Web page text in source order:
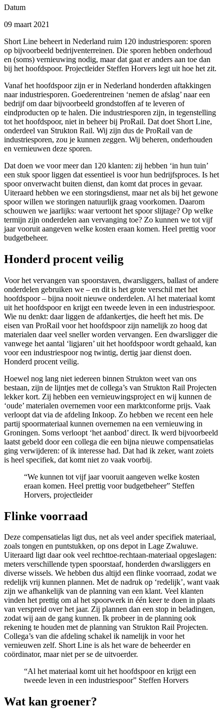
Datum
09 maart 2021
Short Line beheert in Nederland ruim 120 industriesporen: sporen
op bijvoorbeeld bedrijventerreinen. Die sporen hebben onderhoud
en (soms) vernieuwing nodig, maar dat gaat er anders aan toe dan
bij het hoofdspoor. Projectleider Steffen Horvers legt uit hoe het zit.
Vanaf het hoofdspoor zijn er in Nederland honderden aftakkingen
naar industriesporen. Goederentreinen ‘nemen de afslag’ naar een
bedrijf om daar bijvoorbeeld grondstoffen af te leveren of
eindproducten op te halen. Die industriesporen zijn, in tegenstelling
tot het hoofdspoor, niet in beheer bij ProRail. Dat doet Short Line,
onderdeel van Strukton Rail. Wij zijn dus de ProRail van de
industriesporen, zou je kunnen zeggen. Wij beheren, onderhouden
en vernieuwen deze sporen.
Dat doen we voor meer dan 120 klanten: zij hebben ‘in hun tuin’
een stuk spoor liggen dat essentieel is voor hun bedrijfsproces. Is het
spoor onverwacht buiten dienst, dan komt dat proces in gevaar.
Uiteraard hebben we een storingsdienst, maar net als bij het gewone
spoor willen we storingen natuurlijk graag voorkomen. Daarom
schouwen we jaarlijks: waar vertoont het spoor slijtage? Op welke
termijn zijn onderdelen aan vervanging toe? Zo kunnen we tot vijf
jaar vooruit aangeven welke kosten eraan komen. Heel prettig voor
budgetbeheer.
Honderd procent veilig
Voor het vervangen van spoorstaven, dwarsliggers, ballast of andere
onderdelen gebruiken we – en dit is het grote verschil met het
hoofdspoor – bijna nooit nieuwe onderdelen. Al het materiaal komt
uit het hoofdspoor en krijgt een tweede leven in een industriespoor.
Wie nu denkt: daar liggen de afdankertjes, die heeft het mis. De
eisen van ProRail voor het hoofdspoor zijn namelijk zo hoog dat
materialen daar veel sneller worden vervangen. Een dwarsligger die
vanwege het aantal ‘ligjaren’ uit het hoofdspoor wordt gehaald, kan
voor een industriespoor nog twintig, dertig jaar dienst doen.
Honderd procent veilig.
Hoewel nog lang niet iedereen binnen Strukton weet van ons
bestaan, zijn de lijntjes met de collega’s van Strukton Rail Projecten
lekker kort. Zij hebben een vernieuwingsproject en wij kunnen de
‘oude’ materialen overnemen voor een marktconforme prijs. Vaak
verloopt dat via de afdeling Inkoop. Zo hebben we recent een hele
partij spoormateriaal kunnen overnemen na een vernieuwing in
Groningen. Soms verloopt ‘het aanbod’ direct. Ik werd bijvoorbeeld
laatst gebeld door een collega die een bijna nieuwe compensatielas
ging verwijderen: of ik interesse had. Dat had ik zeker, want zoiets
is heel specifiek, dat komt niet zo vaak voorbij.
“We kunnen tot vijf jaar vooruit aangeven welke kosten
eraan komen. Heel prettig voor budgetbeheer” Steffen
Horvers, projectleider
Flinke voorraad
Deze compensatielas ligt dus, net als veel ander specifiek materiaal,
zoals tongen en puntstukken, op ons depot in Lage Zwaluwe.
Uiteraard ligt daar ook veel rechttoe-rechtaan-materiaal opgeslagen:
meters verschillende typen spoorstaaf, honderden dwarsliggers en
diverse wissels. We hebben dus altijd een flinke voorraad, zodat we
redelijk vrij kunnen plannen. Met de nadruk op ‘redelijk’, want vaak
zijn we afhankelijk van de planning van een klant. Veel klanten
vinden het prettig om al het spoorwerk in één keer te doen in plaats
van verspreid over het jaar. Zij plannen dan een stop in beladingen,
zodat wij aan de gang kunnen. Ik probeer in de planning ook
rekening te houden met de planning van Strukton Rail Projecten.
Collega’s van die afdeling schakel ik namelijk in voor het
vernieuwen zelf. Short Line is als het ware de beheerder en
coördinator, maar niet per se de uitvoerder.
“Al het materiaal komt uit het hoofdspoor en krijgt een
tweede leven in een industriespoor” Steffen Horvers
Wat kan groener?